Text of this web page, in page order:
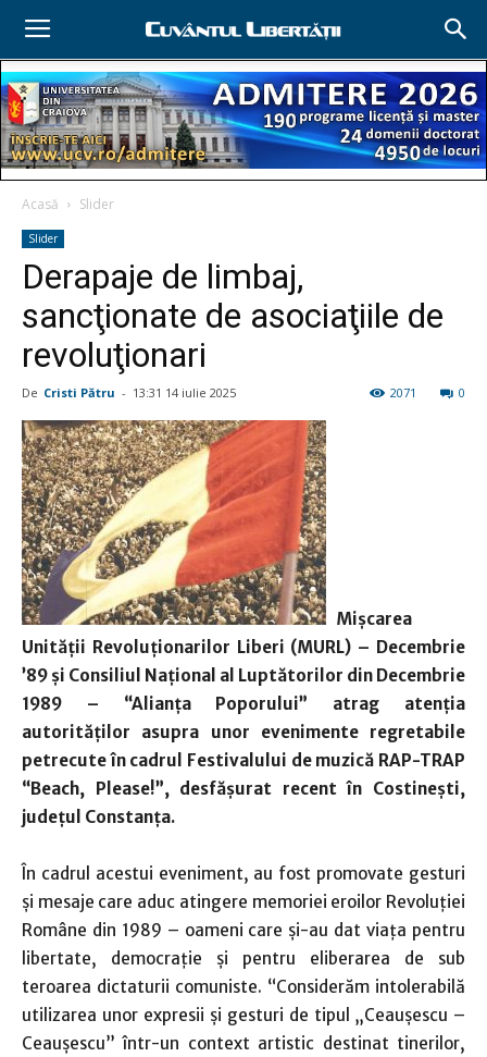
Acasă Slider
Slider
Derapaje de limbaj,
sancţionate de asociaţiile de
revoluţionari
De Cristi Pătru - 13:31 14 iulie 2025 0
2071
Mișcarea
Unității Revoluționarilor Liberi (MURL) – Decembrie
’89 și Consiliul Național al Luptătorilor din Decembrie
1989 – “Alianța Poporului” atrag atenția
autorităților asupra unor evenimente regretabile
petrecute în cadrul Festivalului de muzică RAP-TRAP
“Beach, Please!”, desfășurat recent în Costinești,
județul Constanța.
În cadrul acestui eveniment, au fost promovate gesturi
și mesaje care aduc atingere memoriei eroilor Revoluției
Române din 1989 – oameni care și-au dat viața pentru
libertate, democrație și pentru eliberarea de sub
teroarea dictaturii comuniste. “Considerăm intolerabilă
utilizarea unor expresii și gesturi de tipul „Ceaușescu –
Ceaușescu” într-un context artistic destinat tinerilor,